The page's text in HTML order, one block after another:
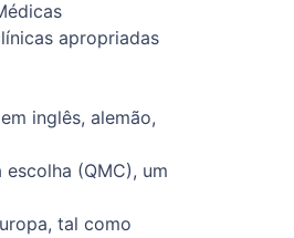
apropriadas
inglês, alemão,
(QMC), um
tal como